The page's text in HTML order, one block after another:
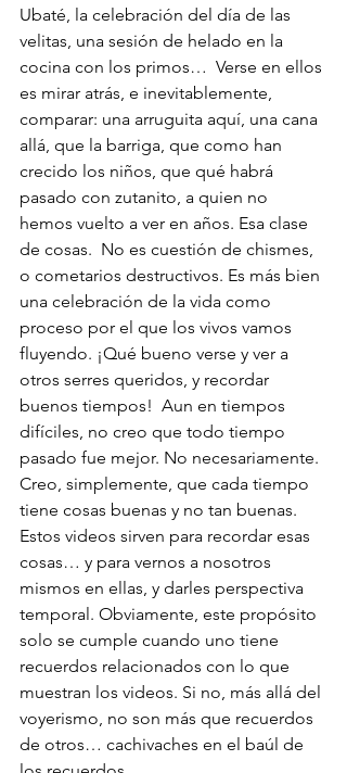
Ubaté, la celebración del día de las
velitas, una sesión de helado en la
cocina con los primos…  Verse en ellos
es mirar atrás, e inevitablemente,
comparar: una arruguita aquí, una cana
allá, que la barriga, que como han
crecido los niños, que qué habrá
pasado con zutanito, a quien no
hemos vuelto a ver en años. Esa clase
de cosas.  No es cuestión de chismes,
o cometarios destructivos. Es más bien
una celebración de la vida como
proceso por el que los vivos vamos
fluyendo. ¡Qué bueno verse y ver a
otros serres queridos, y recordar
buenos tiempos!  Aun en tiempos
difíciles, no creo que todo tiempo
pasado fue mejor. No necesariamente.
Creo, simplemente, que cada tiempo
tiene cosas buenas y no tan buenas.
Estos videos sirven para recordar esas
cosas… y para vernos a nosotros
mismos en ellas, y darles perspectiva
temporal. Obviamente, este propósito
solo se cumple cuando uno tiene
recuerdos relacionados con lo que
muestran los videos. Si no, más allá del
voyerismo, no son más que recuerdos
de otros… cachivaches en el baúl de